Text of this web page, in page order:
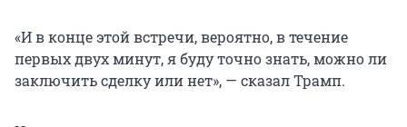
«И в конце этой встречи, вероятно, в течение
первых двух минут, я буду точно знать, можно ли
заключить сделку или нет», — сказал Трамп.